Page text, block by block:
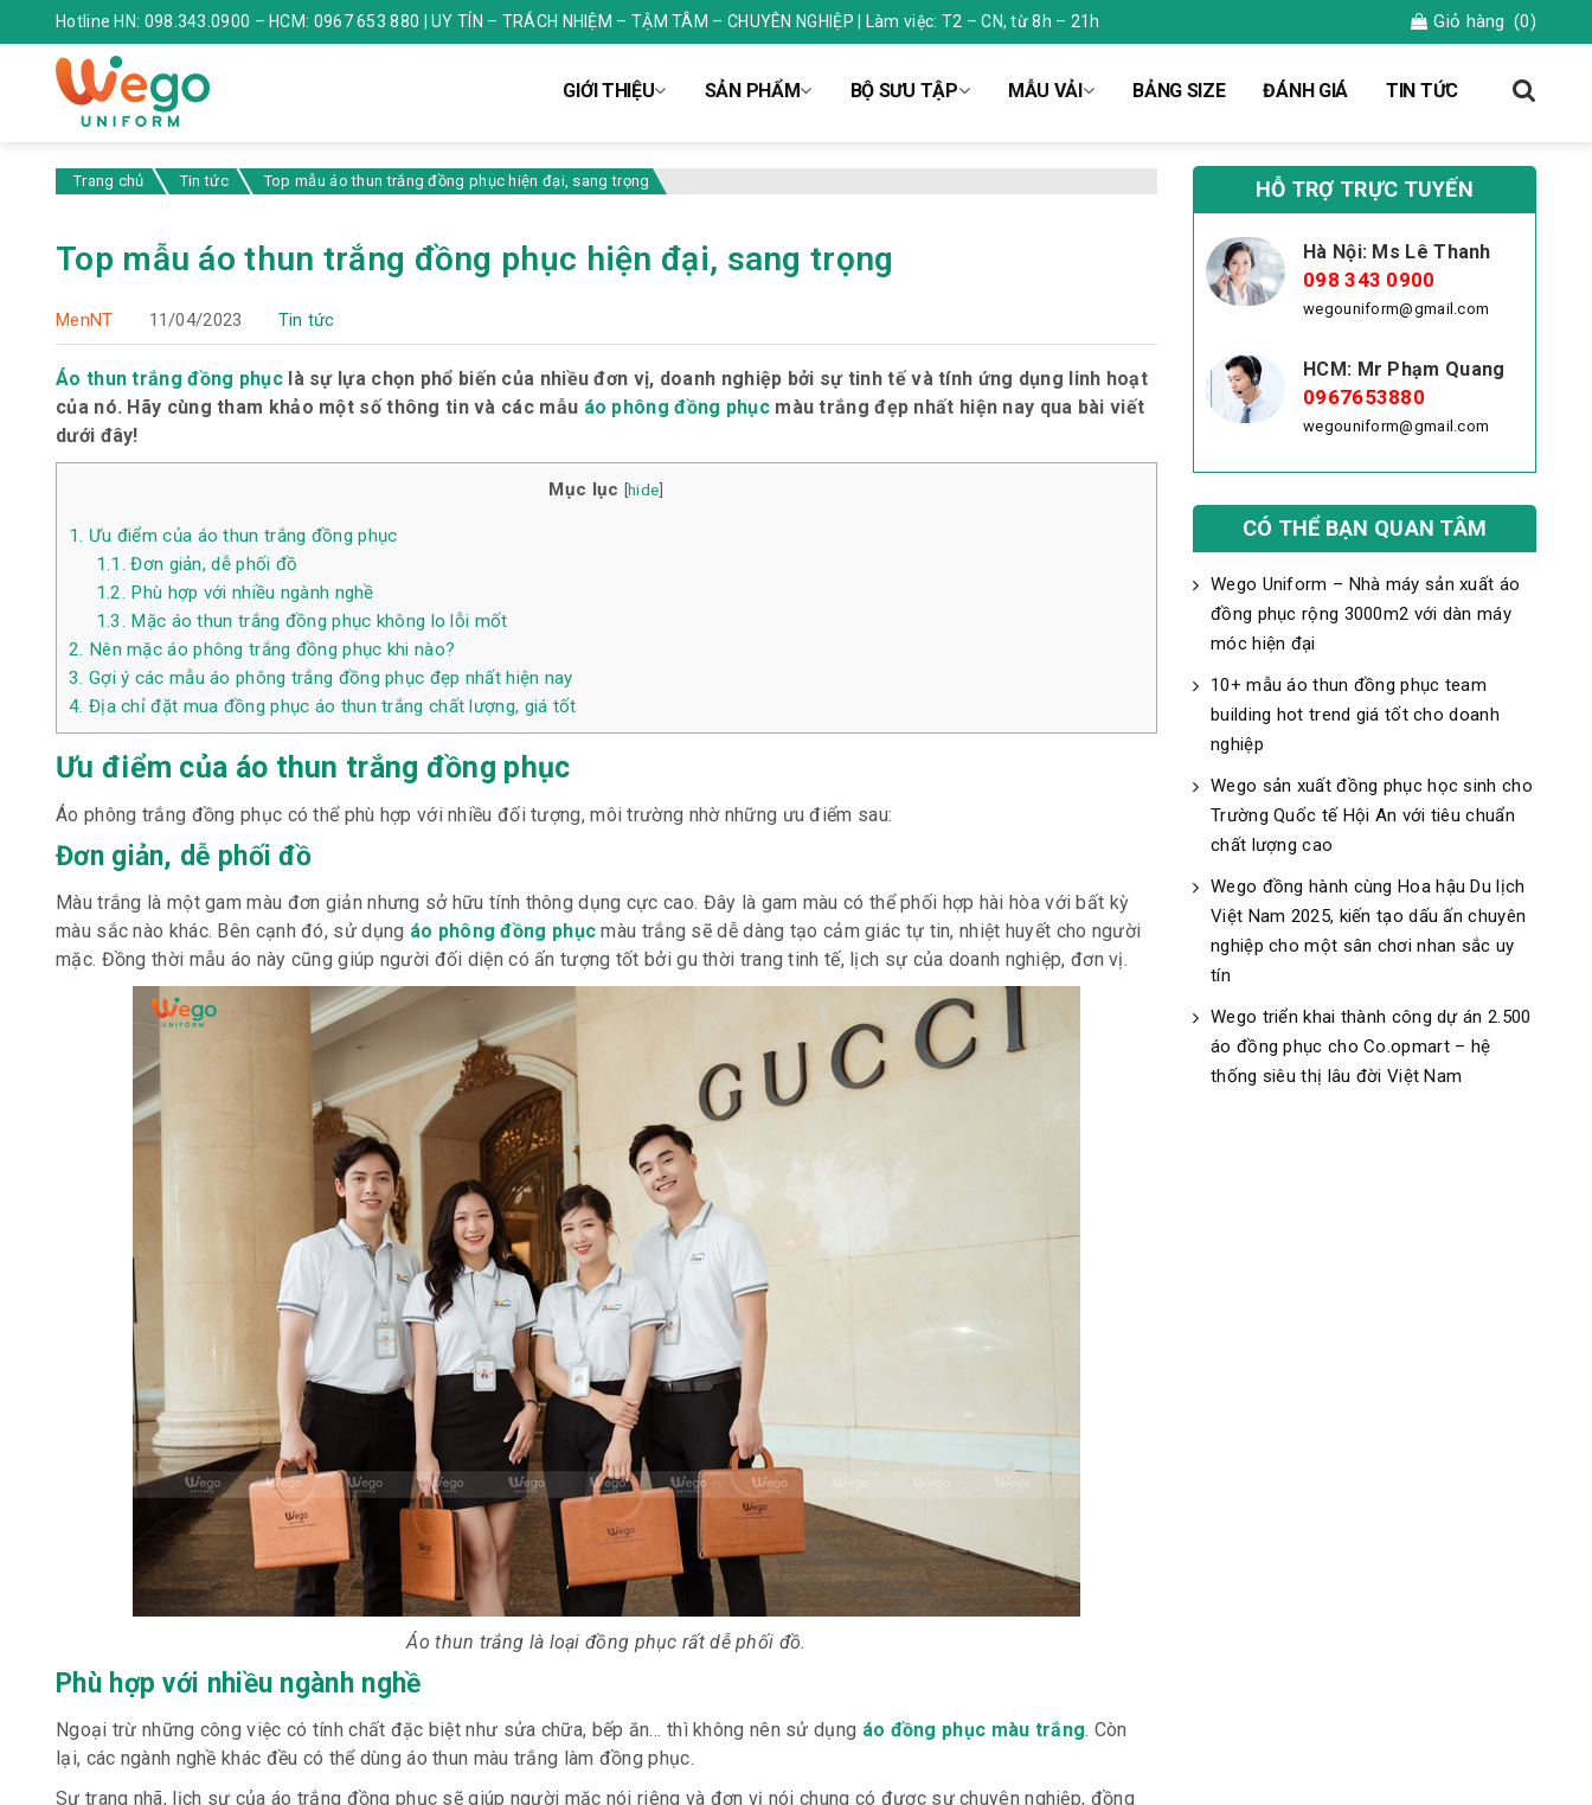
Hotline HN: 098.343.0900 – HCM: 0967 653 880 | UY TÍN – TRÁCH NHIỆM – TẬM TÂM – CHUYÊN NGHIỆP | Làm việc: T2 – CN, từ 8h – 21h Giỏ hàng (0)
GIỚI THIỆU SẢN PHẨM BỘ SƯU TẬP MẪU VẢI BẢNG SIZE ĐÁNH GIÁ TIN TỨC
Trang chủ Tin tức Top mẫu áo thun trắng đồng phục hiện đại, sang trọng
Top mẫu áo thun trắng đồng phục hiện đại, sang trọng
MenNT 11/04/2023 Tin tức
Áo thun trắng đồng phụclà sự lựa chọn phổ biến của nhiều đơn vị, doanh nghiệp bởi sự tinh tế và tính ứng dụng linh hoạt
của nó. Hãy cùng tham khảo một số thông tin và các mẫu áo phông đồng phụcmàu trắng đẹp nhất hiện nay qua bài viết
dưới đây!
Mục lục [hide]
1. Ưu điểm của áo thun trắng đồng phục
1.1. Đơn giản, dễ phối đồ
1.2. Phù hợp với nhiều ngành nghề
1.3. Mặc áo thun trắng đồng phục không lo lỗi mốt
2. Nên mặc áo phông trắng đồng phục khi nào?
3. Gợi ý các mẫu áo phông trắng đồng phục đẹp nhất hiện nay
4. Địa chỉ đặt mua đồng phục áo thun trắng chất lượng, giá tốt
Ưu điểm của áo thun trắng đồng phục
Áo phông trắng đồng phục có thể phù hợp với nhiều đối tượng, môi trường nhờ những ưu điểm sau:
Đơn giản, dễ phối đồ
Màu trắng là một gam màu đơn giản nhưng sở hữu tính thông dụng cực cao. Đây là gam màu có thể phối hợp hài hòa với bất kỳ
màu sắc nào khác. Bên cạnh đó, sử dụng áo phông đồng phục màu trắng sẽ dễ dàng tạo cảm giác tự tin, nhiệt huyết cho người
mặc. Đồng thời mẫu áo này cũng giúp người đối diện có ấn tượng tốt bởi gu thời trang tinh tế, lịch sự của doanh nghiệp, đơn vị.
Áo thun trắng là loại đồng phục rất dễ phối đồ.
Phù hợp với nhiều ngành nghề
Ngoại trừ những công việc có tính chất đặc biệt như sửa chữa, bếp ăn… thì không nên sử dụng áo đồng phục màu trắng. Còn
lại, các ngành nghề khác đều có thể dùng áo thun màu trắng làm đồng phục.
Sự trang nhã, lịch sự của áo trắng đồng phục sẽ giúp người mặc nói riêng và đơn vị nói chung có được sự chuyên nghiệp, đồng
HỖ TRỢ TRỰC TUYẾN
Hà Nội: Ms Lê Thanh
098 343 0900
wegouniform@gmail.com
HCM: Mr Phạm Quang
0967653880
wegouniform@gmail.com
CÓ THỂ BẠN QUAN TÂM
Wego Uniform – Nhà máy sản xuất áo
đồng phục rộng 3000m2 với dàn máy
móc hiện đại
10+ mẫu áo thun đồng phục team
building hot trend giá tốt cho doanh
nghiệp
Wego sản xuất đồng phục học sinh cho
Trường Quốc tế Hội An với tiêu chuẩn
chất lượng cao
Wego đồng hành cùng Hoa hậu Du lịch
Việt Nam 2025, kiến tạo dấu ấn chuyên
nghiệp cho một sân chơi nhan sắc uy
tín
Wego triển khai thành công dự án 2.500
áo đồng phục cho Co.opmart – hệ
thống siêu thị lâu đời Việt Nam